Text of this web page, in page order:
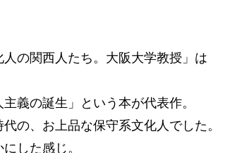
人の関西人たち。大阪大学教授」は
主義の誕生」という本が代表作。
の、お上品な保守系文化人でした。
した感じ。